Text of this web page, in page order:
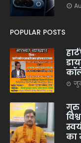
POPULAR POSTS
गुरु
का